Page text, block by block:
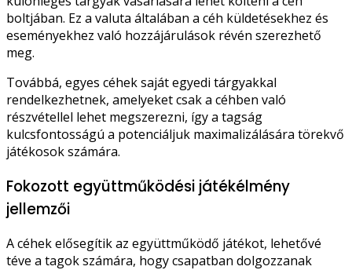
boltjában. Ez a valuta általában a céh küldetésekhez és
eseményekhez való hozzájárulások révén szerezhető
meg.
Továbbá, egyes céhek saját egyedi tárgyakkal
rendelkezhetnek, amelyeket csak a céhben való
részvétellel lehet megszerezni, így a tagság
kulcsfontosságú a potenciáljuk maximalizálására törekvő
játékosok számára.
Fokozott együttműködési játékélmény
jellemzői
A céhek elősegítik az együttműködő játékot, lehetővé
téve a tagok számára, hogy csapatban dolgozzanak